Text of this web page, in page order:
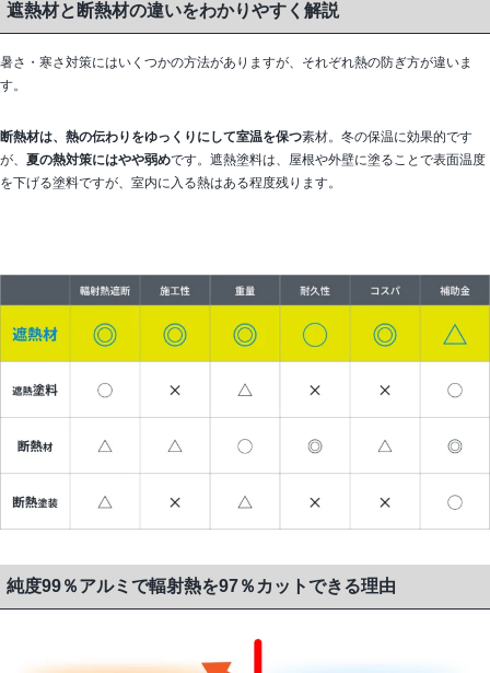
遮熱材と断熱材の違いをわかりやすく解説
暑さ・寒さ対策にはいくつかの方法がありますが、それぞれ熱の防ぎ方が違いま
す。
断熱材は、熱の伝わりをゆっくりにして室温を保つ素材。冬の保温に効果的です
が、 夏の熱対策にはやや弱めです。遮熱塗料は、屋根や外壁に塗ることで表面温度
を下げる塗料ですが、室内に入る熱はある程度残ります。
純度99％アルミで輻射熱を97％カットできる理由